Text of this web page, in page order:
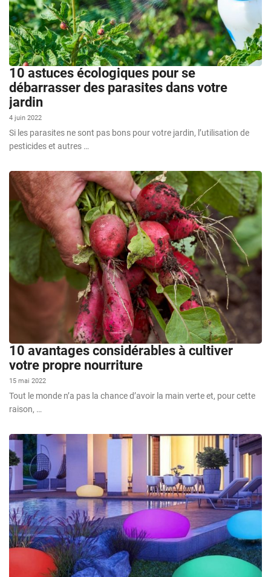
10 astuces écologiques pour se
débarrasser des parasites dans votre
jardin
4 juin 2022
Si les parasites ne sont pas bons pour votre jardin, l’utilisation de
pesticides et autres …
10 avantages considérables à cultiver
votre propre nourriture
15 mai 2022
Tout le monde n’a pas la chance d’avoir la main verte et, pour cette
raison, …